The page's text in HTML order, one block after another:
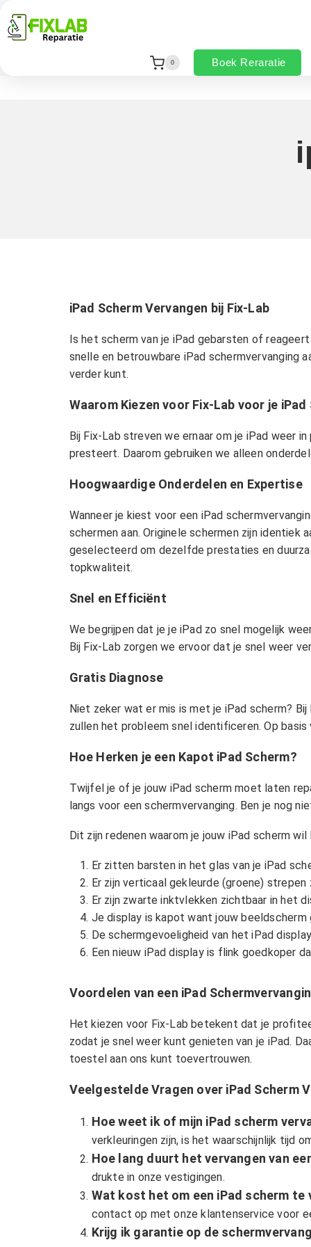
0 Boek Reraratie
iPad Scherm Vervangen bij Fix-Lab
Is het scherm van je iPad gebarsten of
snelle en betrouwbare iPad schermvervanging
verder kunt.
Waarom Kiezen voor Fix-Lab voor je
Bij Fix-Lab streven we ernaar om je iPad weer
presteert. Daarom gebruiken we alleen
Hoogwaardige Onderdelen en Expertise
Wanneer je kiest voor een iPad
schermen aan. Originele schermen zijn
geselecteerd om dezelfde prestaties en
topkwaliteit.
Snel en Efficiënt
We begrijpen dat je je iPad zo snel mogelijk
Bij Fix-Lab zorgen we ervoor dat je snel weer
Gratis Diagnose
Niet zeker wat er mis is met je iPad scherm?
zullen het probleem snel identificeren. Op
Hoe Herken je een Kapot iPad Scherm?
Twijfel je of je jouw iPad scherm moet laten
langs voor een schermvervanging. Ben je nog
Dit zijn redenen waarom je jouw iPad scherm
Er zitten barsten in het glas van je iPad
Er zijn verticaal gekleurde (groene)
Er zijn zwarte inktvlekken zichtbaar in het
Je display is kapot want jouw
De schermgevoeligheid van het iPad
Een nieuw iPad display is flink goedkoper
Voordelen van een iPad
Het kiezen voor Fix-Lab betekent dat je
zodat je snel weer kunt genieten van je iPad.
toestel aan ons kunt toevertrouwen.
Veelgestelde Vragen over iPad Scherm
Hoe weet ik of mijn iPad scherm
verkleuringen zijn, is het waarschijnlijk tijd
Hoe lang duurt het vervangen van
drukte in onze vestigingen.
Wat kost het om een iPad scherm te
contact op met onze klantenservice voor
Krijg ik garantie op de